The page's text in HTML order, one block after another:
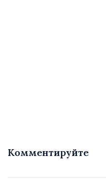
Комментируйте